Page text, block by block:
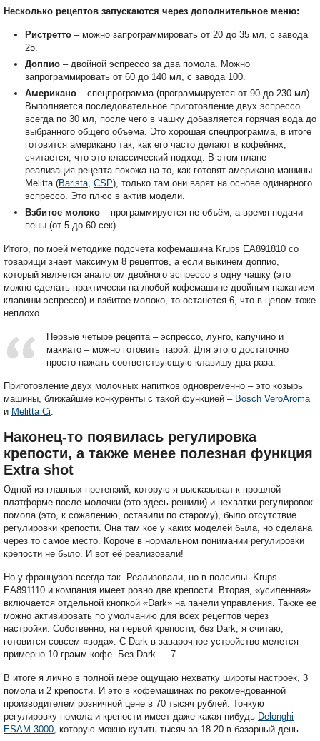
Несколько рецептов запускаются через дополнительное меню:
Ристретто – можно запрограммировать от 20 до 35 мл, с завода
25.
Доппио – двойной эспрессо за два помола. Можно
запрограммировать от 60 до 140 мл, с завода 100.
Американо – спецпрограмма (программируется от 90 до 230 мл).
Выполняется последовательное приготовление двух эспрессо
всегда по 30 мл, после чего в чашку добавляется горячая вода до
выбранного общего объема. Это хорошая спецпрограмма, в итоге
готовится американо так, как его часто делают в кофейнях,
считается, что это классический подход. В этом плане
реализация рецепта похожа на то, как готовят американо машины
Melitta (Barista CSP), только там они варят на основе одинарного
эспрессо. Это плюс в актив модели.
Взбитое молоко – программируется не объём, а время подачи
пены (от 5 до 60 сек)
Итого, по моей методике подсчета кофемашина Krups EA891810 со
товарищи знает максимум 8 рецептов, а если выкинем доппио,
который является аналогом двойного эспрессо в одну чашку (это
можно сделать практически на любой кофемашине двойным нажатием
клавиши эспрессо) и взбитое молоко, то останется 6, что в целом тоже
неплохо.
Первые четыре рецепта – эспрессо, лунго, капучино и
макиато – можно готовить парой. Для этого достаточно
просто нажать соответствующую клавишу два раза.
Приготовление двух молочных напитков одновременно – это козырь
машины, ближайшие конкуренты с такой функцией – Bosch VeroAroma
и Melitta Ci
Наконец-то появилась регулировка
крепости, а также менее полезная функция
Extra shot
Одной из главных претензий, которую я высказывал к прошлой
платформе после молочки (это здесь решили) и нехватки регулировок
помола (это, к сожалению, оставили по старому), было отсутствие
регулировки крепости. Она там кое у каких моделей была, но сделана
через то самое место. Короче в нормальном понимании регулировки
крепости не было. И вот её реализовали!
Но у французов всегда так. Реализовали, но в полсилы. Krups
EA891110 и компания имеет ровно две крепости. Вторая, «усиленная»
включается отдельной кнопкой «Dark» на панели управления. Также ее
можно активировать по умолчанию для всех рецептов через
настройки. Собственно, на первой крепости, без Dark, я считаю,
готовится совсем «вода». С Dark в заварочное устройство мелется
примерно 10 грамм кофе. Без Dark — 7.
В итоге я лично в полной мере ощущаю нехватку широты настроек, 3
помола и 2 крепости. И это в кофемашинах по рекомендованной
производителем розничной цене в 70 тысяч рублей. Тонкую
регулировку помола и крепости имеет даже какая-нибудь Delonghi
ESAM 3000 , которую можно купить тысяч за 18-20 в базарный день.